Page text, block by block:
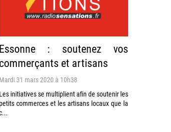
Essonne : soutenez vos
commerçants et artisans
Mardi 31 mars 2020 à 10h38
Les initiatives se multiplient afin de soutenir les
commerces et les artisans locaux que la